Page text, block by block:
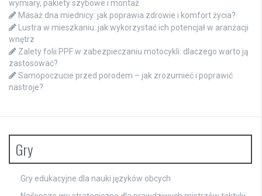
wymiary, pakiety szybowe i montaż
Masaż dna miednicy: jak poprawia zdrowie i komfort życia?
Lustra w mieszkaniu: jak wykorzystać ich potencjał w aranżacji
wnętrz
Zalety folii PPF w zabezpieczaniu motocykli: dlaczego warto ją
zastosować?
Samopoczucie przed porodem – jak zrozumieć i poprawić
nastroje?
Gry
Gry edukacyjne dla nauki języków obcych